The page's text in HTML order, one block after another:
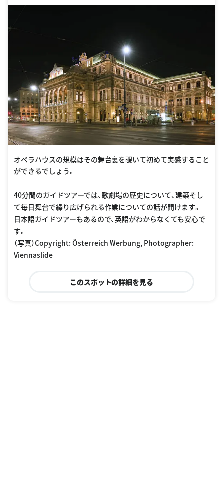
オペラハウスの規模はその舞台裏を覗いて初めて実感すること
ができるでしょう。
40分間のガイドツアーでは、歌劇場の歴史について、建築そし
て毎日舞台で繰り広げられる作業についての話が聞けます。
日本語ガイドツアーもあるので、英語がわからなくても安心で
す。
（写真）Copyright: Österreich Werbung, Photographer:
Viennaslide
このスポットの詳細を見る